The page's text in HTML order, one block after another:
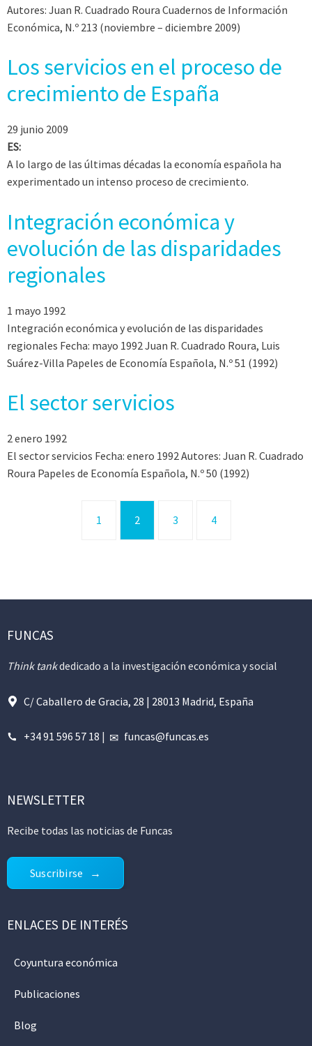
Autores: Juan R. Cuadrado Roura Cuadernos de Información
Económica, N.º 213 (noviembre – diciembre 2009)
Los servicios en el proceso de
crecimiento de España
29 junio 2009
ES:
A lo largo de las últimas décadas la economía española ha
experimentado un intenso proceso de crecimiento.
Integración económica y
evolución de las disparidades
regionales
1 mayo 1992
Integración económica y evolución de las disparidades
regionales Fecha: mayo 1992 Juan R. Cuadrado Roura, Luis
Suárez-Villa Papeles de Economía Española, N.º 51 (1992)
El sector servicios
2 enero 1992
El sector servicios Fecha: enero 1992 Autores: Juan R. Cuadrado
Roura Papeles de Economía Española, N.º 50 (1992)
1 2 3 4
FUNCAS
Think tankdedicado a la investigación económica y social
C/ Caballero de Gracia, 28 | 28013 Madrid, España
+34 91 596 57 18 | funcas@funcas.es
NEWSLETTER
Recibe todas las noticias de Funcas
Suscribirse
ENLACES DE INTERÉS
Coyuntura económica
Publicaciones
Blog